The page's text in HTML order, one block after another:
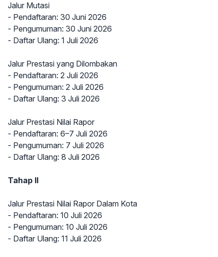
Jalur Mutasi
- Pendaftaran: 30 Juni 2026
- Pengumuman: 30 Juni 2026
- Daftar Ulang: 1 Juli 2026
Jalur Prestasi yang Dilombakan
- Pendaftaran: 2 Juli 2026
- Pengumuman: 2 Juli 2026
- Daftar Ulang: 3 Juli 2026
Jalur Prestasi Nilai Rapor
- Pendaftaran: 6–7 Juli 2026
- Pengumuman: 7 Juli 2026
- Daftar Ulang: 8 Juli 2026
Tahap II
Jalur Prestasi Nilai Rapor Dalam Kota
- Pendaftaran: 10 Juli 2026
- Pengumuman: 10 Juli 2026
- Daftar Ulang: 11 Juli 2026